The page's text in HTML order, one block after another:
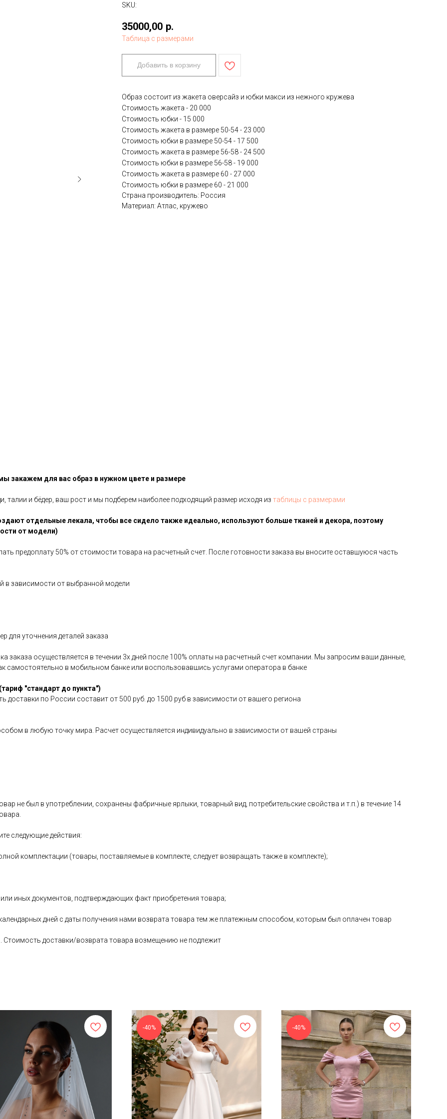
SKU:
35000,00 р.
Таблица с размерами
Добавить в корзину
Образ состоит из жакета оверсайз и юбки макси из нежного кружева
Стоимость жакета - 20 000
Стоимость юбки - 15 000
Стоимость жакета в размере 50-54 - 23 000
Стоимость юбки в размере 50-54 - 17 500
Стоимость жакета в размере 56-58 - 24 500
Стоимость юбки в размере 56-58 - 19 000
Стоимость жакета в размере 60 - 27 000
Стоимость юбки в размере 60 - 21 000
Страна производитель: Россия
Материал: Атлас, кружево
закажем для вас образ в нужном цвете и размере
талии и бёдер, ваш рост и мы подберем наиболее подходящий размер исходя из таблицы с размерами
отдельные лекала, чтобы все сидело также идеально, используют больше тканей и декора, поэтому
от модели)
предоплату 50% от стоимости товара на расчетный счет. После готовности заказа вы вносите оставшуюся часть
в зависимости от выбранной модели
для уточнения деталей заказа
заказа осуществляется в течении 3х дней после 100% оплаты на расчетный счет компании. Мы запросим ваши данные,
самостоятельно в мобильном банке или воспользовавшись услугами оператора в банке
"стандарт до пункта")
по России составит от 500 руб. до 1500 руб в зависимости от вашего региона
в любую точку мира. Расчет осуществляется индивидуально в зависимости от вашей страны
не был в употреблении, сохранены фабричные ярлыки, товарный вид, потребительские свойства и т.п.) в течение 14
следующие действия:
комплектации (товары, поставляемые в комплекте, следует возвращать также в комплекте);
иных документов, подтверждающих факт приобретения товара;
дней с даты получения нами возврата товара тем же платежным способом, которым был оплачен товар
Стоимость доставки/возврата товара возмещению не подлежит
-40% -40%